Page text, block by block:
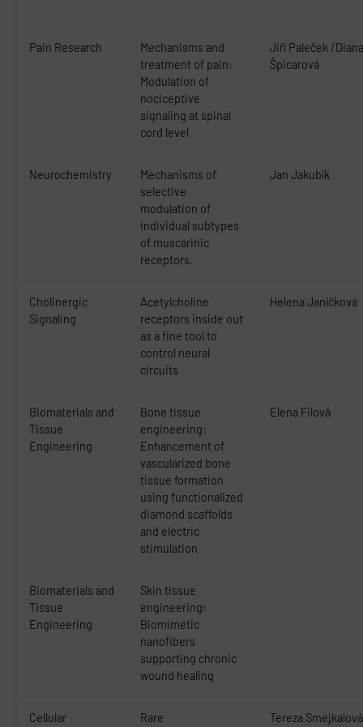
Pain Research
Mechanisms and
treatment of pain:
Modulation of
nociceptive
signaling at spinal
cord level
Jiří Paleček /Diana
Špicarová
Neurochemistry
Mechanisms of
selective
modulation of
individual subtypes
of muscarinic
receptors.
Jan Jakubík
Cholinergic
Signaling
Acetylcholine
receptors inside out
as a fine tool to
control neural
circuits
Helena Janíčková
Biomaterials and
Tissue
Engineering
Bone tissue
engineering:
Enhancement of
vascularized bone
tissue formation
using functionalized
diamond scaffolds
and electric
stimulation
Elena Filová
Biomaterials and
Tissue
Engineering
Skin tissue
engineering:
Biomimetic
nanofibers
supporting chronic
wound healing
Cellular
Rare
Tereza Smejkalová